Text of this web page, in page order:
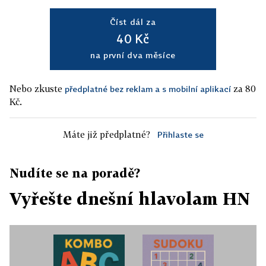
Číst dál za
40 Kč
na první dva měsíce
Nebo zkuste předplatné bez reklam a s mobilní aplikací za 80
Kč.
Máte již předplatné? Přihlaste se
Nudíte se na poradě?
Vyřešte dnešní hlavolam HN